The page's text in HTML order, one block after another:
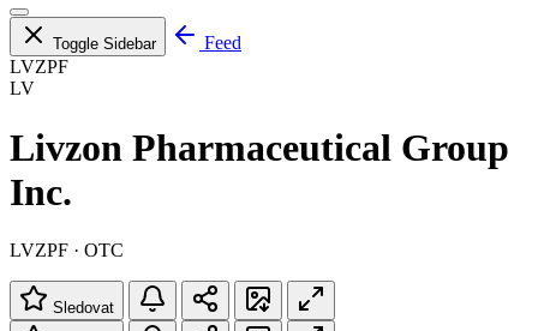
Toggle Sidebar
Feed
LVZPF
LV
Livzon Pharmaceutical Group
Inc.
LVZPF · OTC
Sledovat